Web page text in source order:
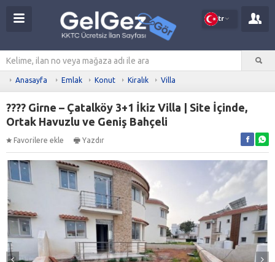
tr
Anasayfa Emlak Konut Kiralık Villa
???? Girne – Çatalköy 3+1 İkiz Villa | Site İçinde,
Ortak Havuzlu ve Geniş Bahçeli
Favorilere ekle Yazdır